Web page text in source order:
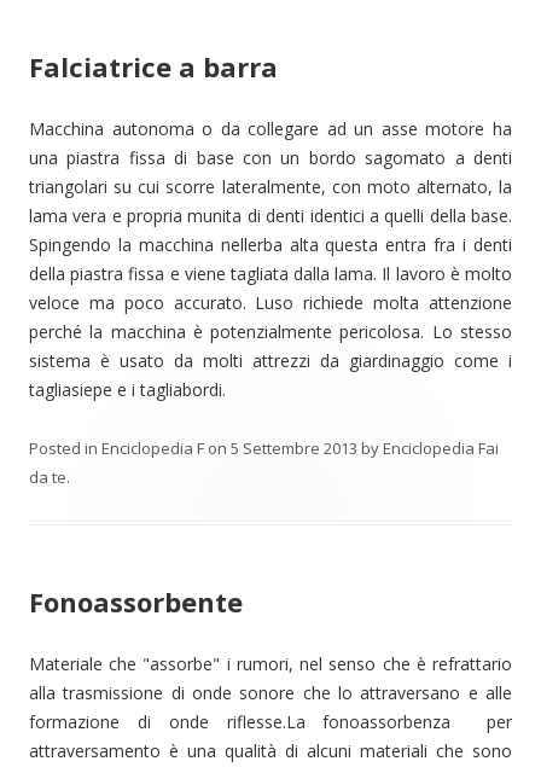
Falciatrice a barra
Macchina autonoma o da collegare ad un asse motore ha
una piastra fissa di base con un bordo sagomato a denti
triangolari su cui scorre lateralmente, con moto alternato, la
lama vera e propria munita di denti identici a quelli della base.
Spingendo la macchina nellerba alta questa entra fra i denti
della piastra fissa e viene tagliata dalla lama. Il lavoro è molto
veloce ma poco accurato. Luso richiede molta attenzione
perché la macchina è potenzialmente pericolosa. Lo stesso
sistema è usato da molti attrezzi da giardinaggio come i
tagliasiepe e i tagliabordi.
Posted in Enciclopedia F on 5 Settembre 2013 byEnciclopedia Fai
da te.
Fonoassorbente
Materiale che "assorbe" i rumori, nel senso che è refrattario
alla trasmissione di onde sonore che lo attraversano e alle
formazione di onde riflesse.La fonoassorbenza per
attraversamento è una qualità di alcuni materiali che sono